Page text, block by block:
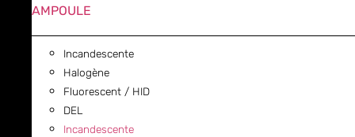
AMPOULE
Incandescente
Halogène
Fluorescent / HID
DEL
Incandescente